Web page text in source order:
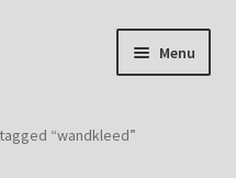
Menu
“wandkleed”